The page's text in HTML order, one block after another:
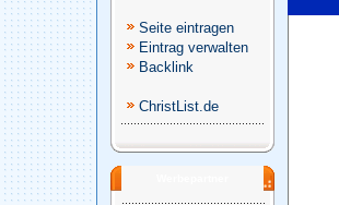
Seite eintragen
Eintrag verwalten
Backlink
ChristList.de